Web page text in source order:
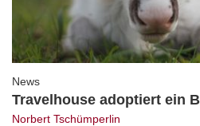
News
Travelhouse adoptiert ein
Norbert Tschümperlin